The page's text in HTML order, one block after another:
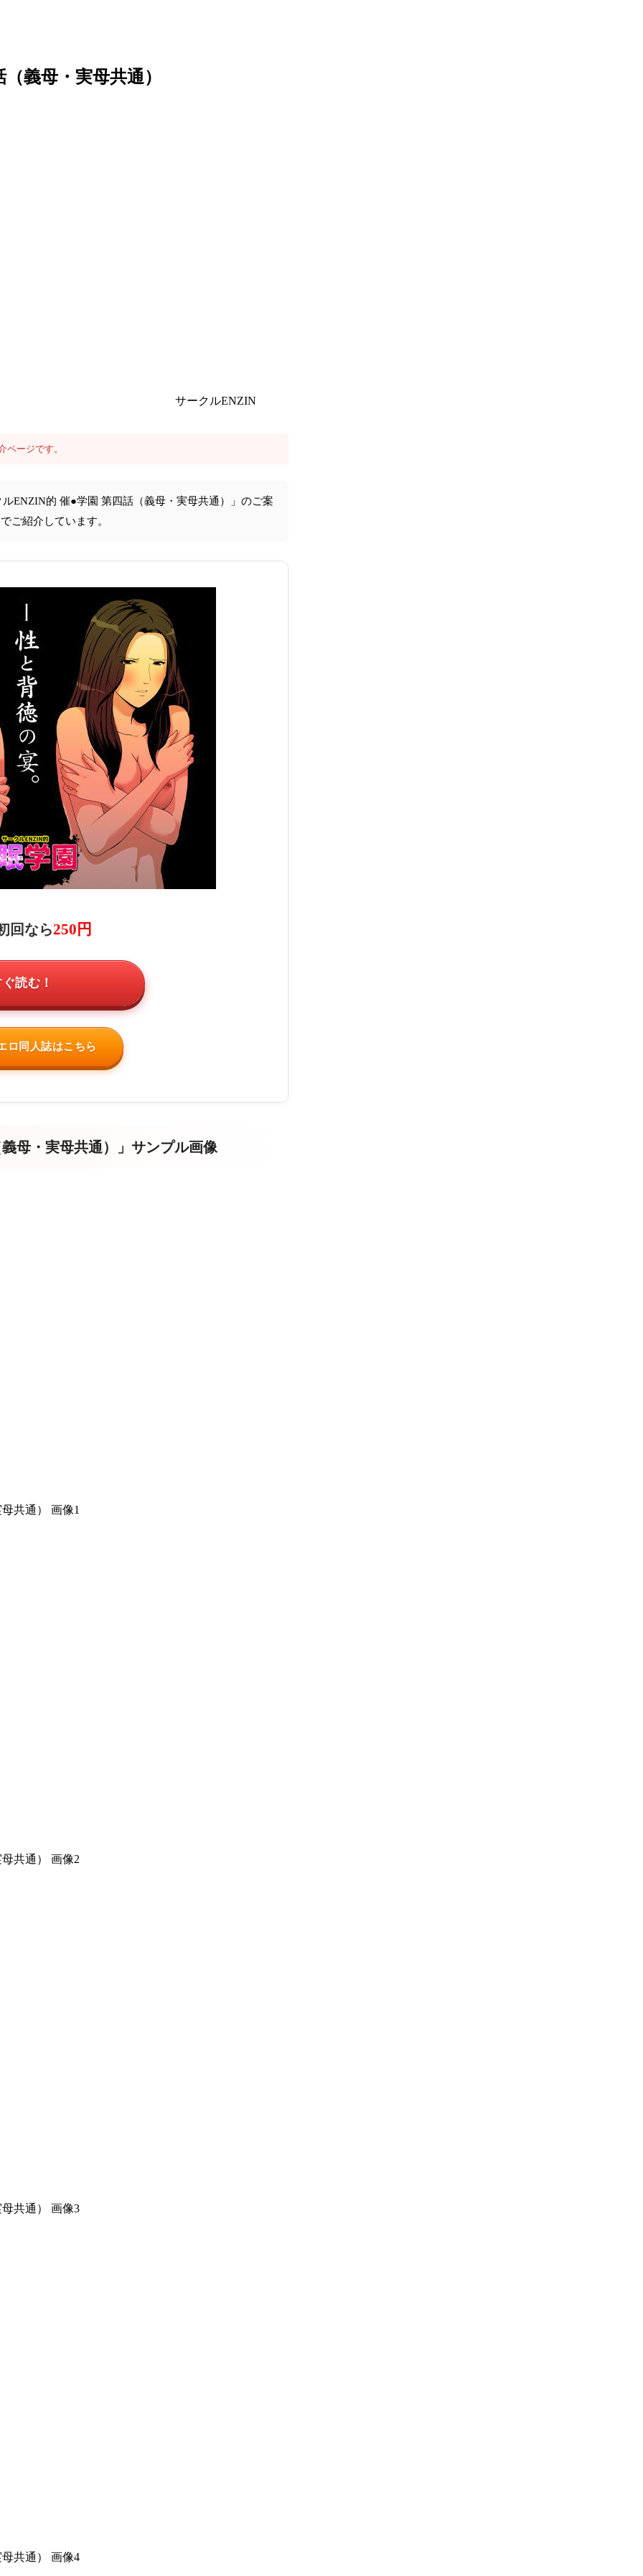
義母・実母共通）
サークルENZIN
ージです。
ENZIN的 催●学園 第四話（義母・実母共通）」のご案
ご紹介しています。
回なら250円
読む！
ロ同人誌はこちら
母・実母共通）」サンプル画像
共通） 画像1
共通） 画像2
共通） 画像3
共通） 画像4